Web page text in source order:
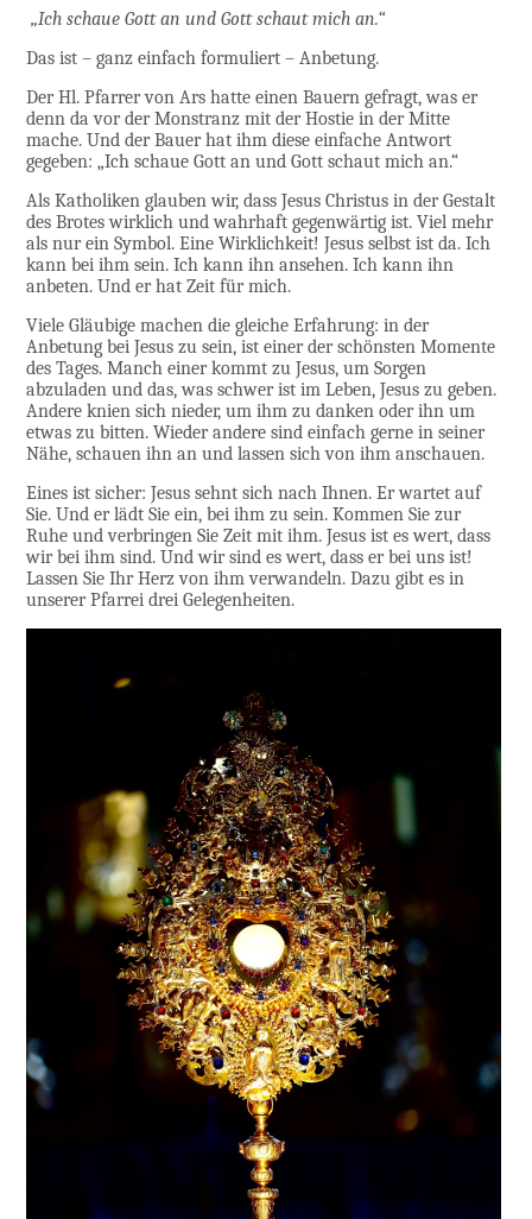
„Ich schaue Gott an und Gott schaut mich an.“
Das ist – ganz einfach formuliert – Anbetung.
Der Hl. Pfarrer von Ars hatte einen Bauern gefragt, was er
denn da vor der Monstranz mit der Hostie in der Mitte
mache. Und der Bauer hat ihm diese einfache Antwort
gegeben: „Ich schaue Gott an und Gott schaut mich an.“
Als Katholiken glauben wir, dass Jesus Christus in der Gestalt
des Brotes wirklich und wahrhaft gegenwärtig ist. Viel mehr
als nur ein Symbol. Eine Wirklichkeit! Jesus selbst ist da. Ich
kann bei ihm sein. Ich kann ihn ansehen. Ich kann ihn
anbeten. Und er hat Zeit für mich.
Viele Gläubige machen die gleiche Erfahrung: in der
Anbetung bei Jesus zu sein, ist einer der schönsten Momente
des Tages. Manch einer kommt zu Jesus, um Sorgen
abzuladen und das, was schwer ist im Leben, Jesus zu geben.
Andere knien sich nieder, um ihm zu danken oder ihn um
etwas zu bitten. Wieder andere sind einfach gerne in seiner
Nähe, schauen ihn an und lassen sich von ihm anschauen.
Eines ist sicher: Jesus sehnt sich nach Ihnen. Er wartet auf
Sie. Und er lädt Sie ein, bei ihm zu sein. Kommen Sie zur
Ruhe und verbringen Sie Zeit mit ihm. Jesus ist es wert, dass
wir bei ihm sind. Und wir sind es wert, dass er bei uns ist!
Lassen Sie Ihr Herz von ihm verwandeln. Dazu gibt es in
unserer Pfarrei drei Gelegenheiten.